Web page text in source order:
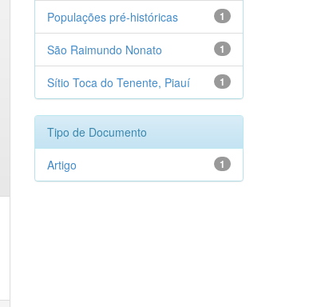
1
Populações pré-históricas
1
São Raimundo Nonato
1
Sítio Toca do Tenente, Piauí
Tipo de Documento
1
Artigo